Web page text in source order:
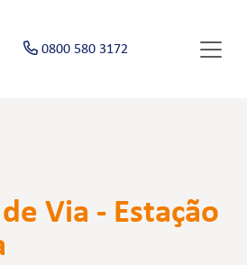
0800 580 3172
Via - Estação